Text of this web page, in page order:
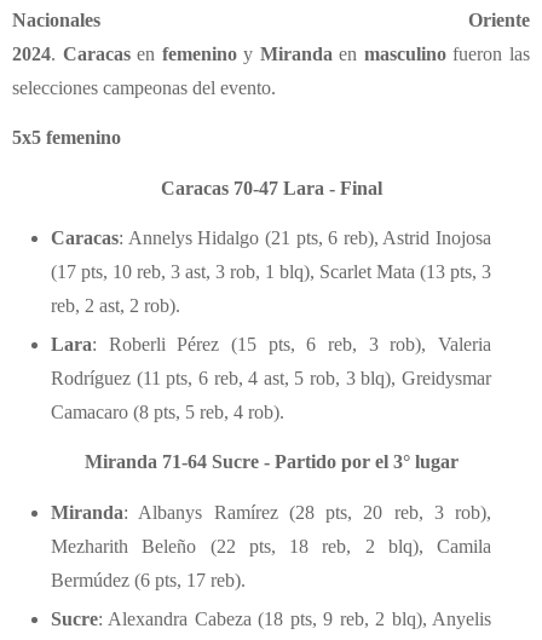
Nacionales Oriente
2024. Caracasen femeninoy Miranda en masculinofueron las
selecciones campeonas del evento.
5x5 femenino
Caracas 70-47 Lara - Final
Caracas: Annelys Hidalgo (21 pts, 6 reb), Astrid Inojosa
(17 pts, 10 reb, 3 ast, 3 rob, 1 blq), Scarlet Mata (13 pts, 3
reb, 2 ast, 2 rob).
Lara: Roberli Pérez (15 pts, 6 reb, 3 rob), Valeria
Rodríguez (11 pts, 6 reb, 4 ast, 5 rob, 3 blq), Greidysmar
Camacaro (8 pts, 5 reb, 4 rob).
Miranda 71-64 Sucre - Partido por el 3° lugar
Miranda: Albanys Ramírez (28 pts, 20 reb, 3 rob),
Mezharith Beleño (22 pts, 18 reb, 2 blq), Camila
Bermúdez (6 pts, 17 reb).
Sucre: Alexandra Cabeza (18 pts, 9 reb, 2 blq), Anyelis